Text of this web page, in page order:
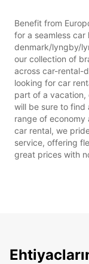
Benefit from
for a seamless
denmark/lyngby/
our collection of
across car-rental-
looking for car
part of a vacation,
will be sure to find
range of economy
car rental, we
service, offering
great prices with